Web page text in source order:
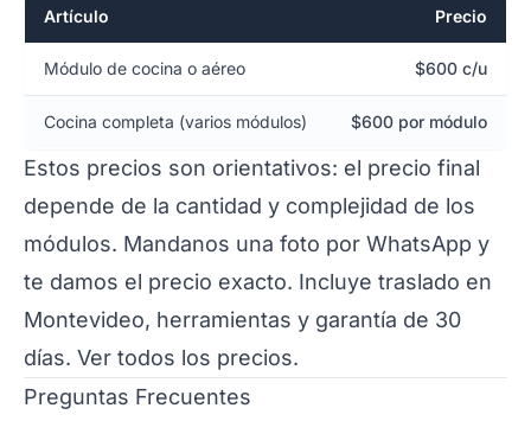
Artículo Precio
Módulo de cocina o aéreo $600 c/u
Cocina completa (varios módulos) $600 por módulo
Estos precios son orientativos: el precio final
depende de la cantidad y complejidad de los
módulos. Mandanos una foto por WhatsApp y
te damos el precio exacto. Incluye traslado en
Montevideo, herramientas y garantía de 30
días. Ver todos los precios.
Preguntas Frecuentes